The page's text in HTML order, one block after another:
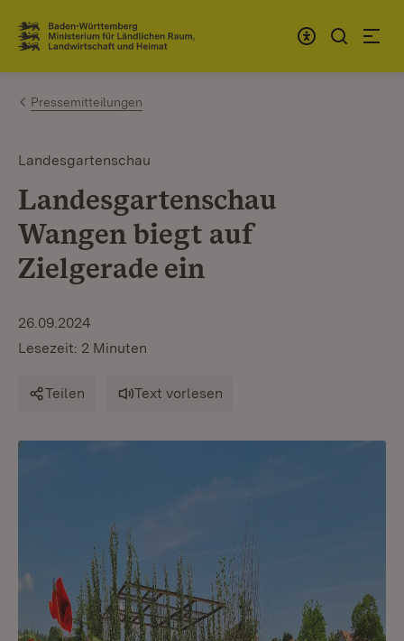
Zum Inhalt springen
Link zur Startseite
Pressemitteilungen
Landesgartenschau
Landesgartenschau
Wangen biegt auf
Zielgerade ein
26.09.2024
Lesezeit: 2 Minuten
Teilen Text vorlesen